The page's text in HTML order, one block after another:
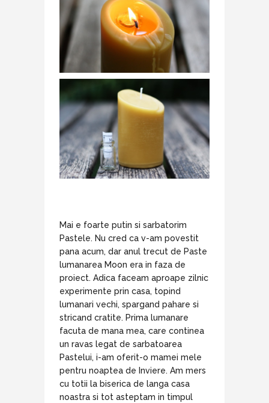
Mai e foarte putin si sarbatorim
Pastele. Nu cred ca v-am povestit
pana acum, dar anul trecut de Paste
lumanarea Moon era in faza de
proiect. Adica faceam aproape zilnic
experimente prin casa, topind
lumanari vechi, spargand pahare si
stricand cratite. Prima lumanare
facuta de mana mea, care continea
un ravas legat de sarbatoarea
Pastelui, i-am oferit-o mamei mele
pentru noaptea de Inviere. Am mers
cu totii la biserica de langa casa
noastra si tot asteptam in timpul